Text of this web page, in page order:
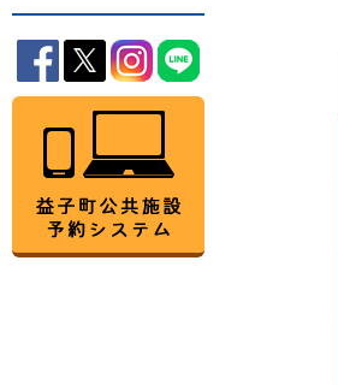
益子町Facebook
益子町Twitter
益子町Instagram
益子町公共施